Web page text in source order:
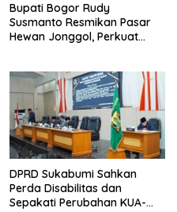
Bupati Bogor Rudy
Susmanto Resmikan Pasar
Hewan Jonggol, Perkuat
DPRD Sukabumi Sahkan
Perda Disabilitas dan
Sepakati Perubahan KUA-